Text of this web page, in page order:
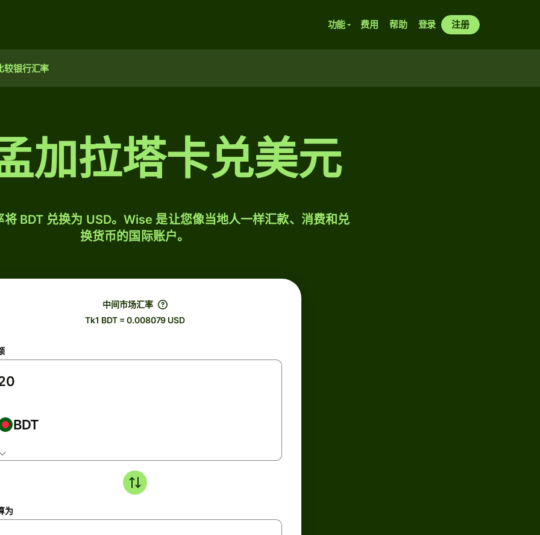
功能 费用 帮助 登录 注册
较银行汇率
加拉塔卡兑美元
将 BDT 兑换为 USD。Wise 是让您像当地人一样汇款、消费和兑
换货币的国际账户。
中间市场汇率
Tk1 BDT = 0.008079 USD
BDT
为